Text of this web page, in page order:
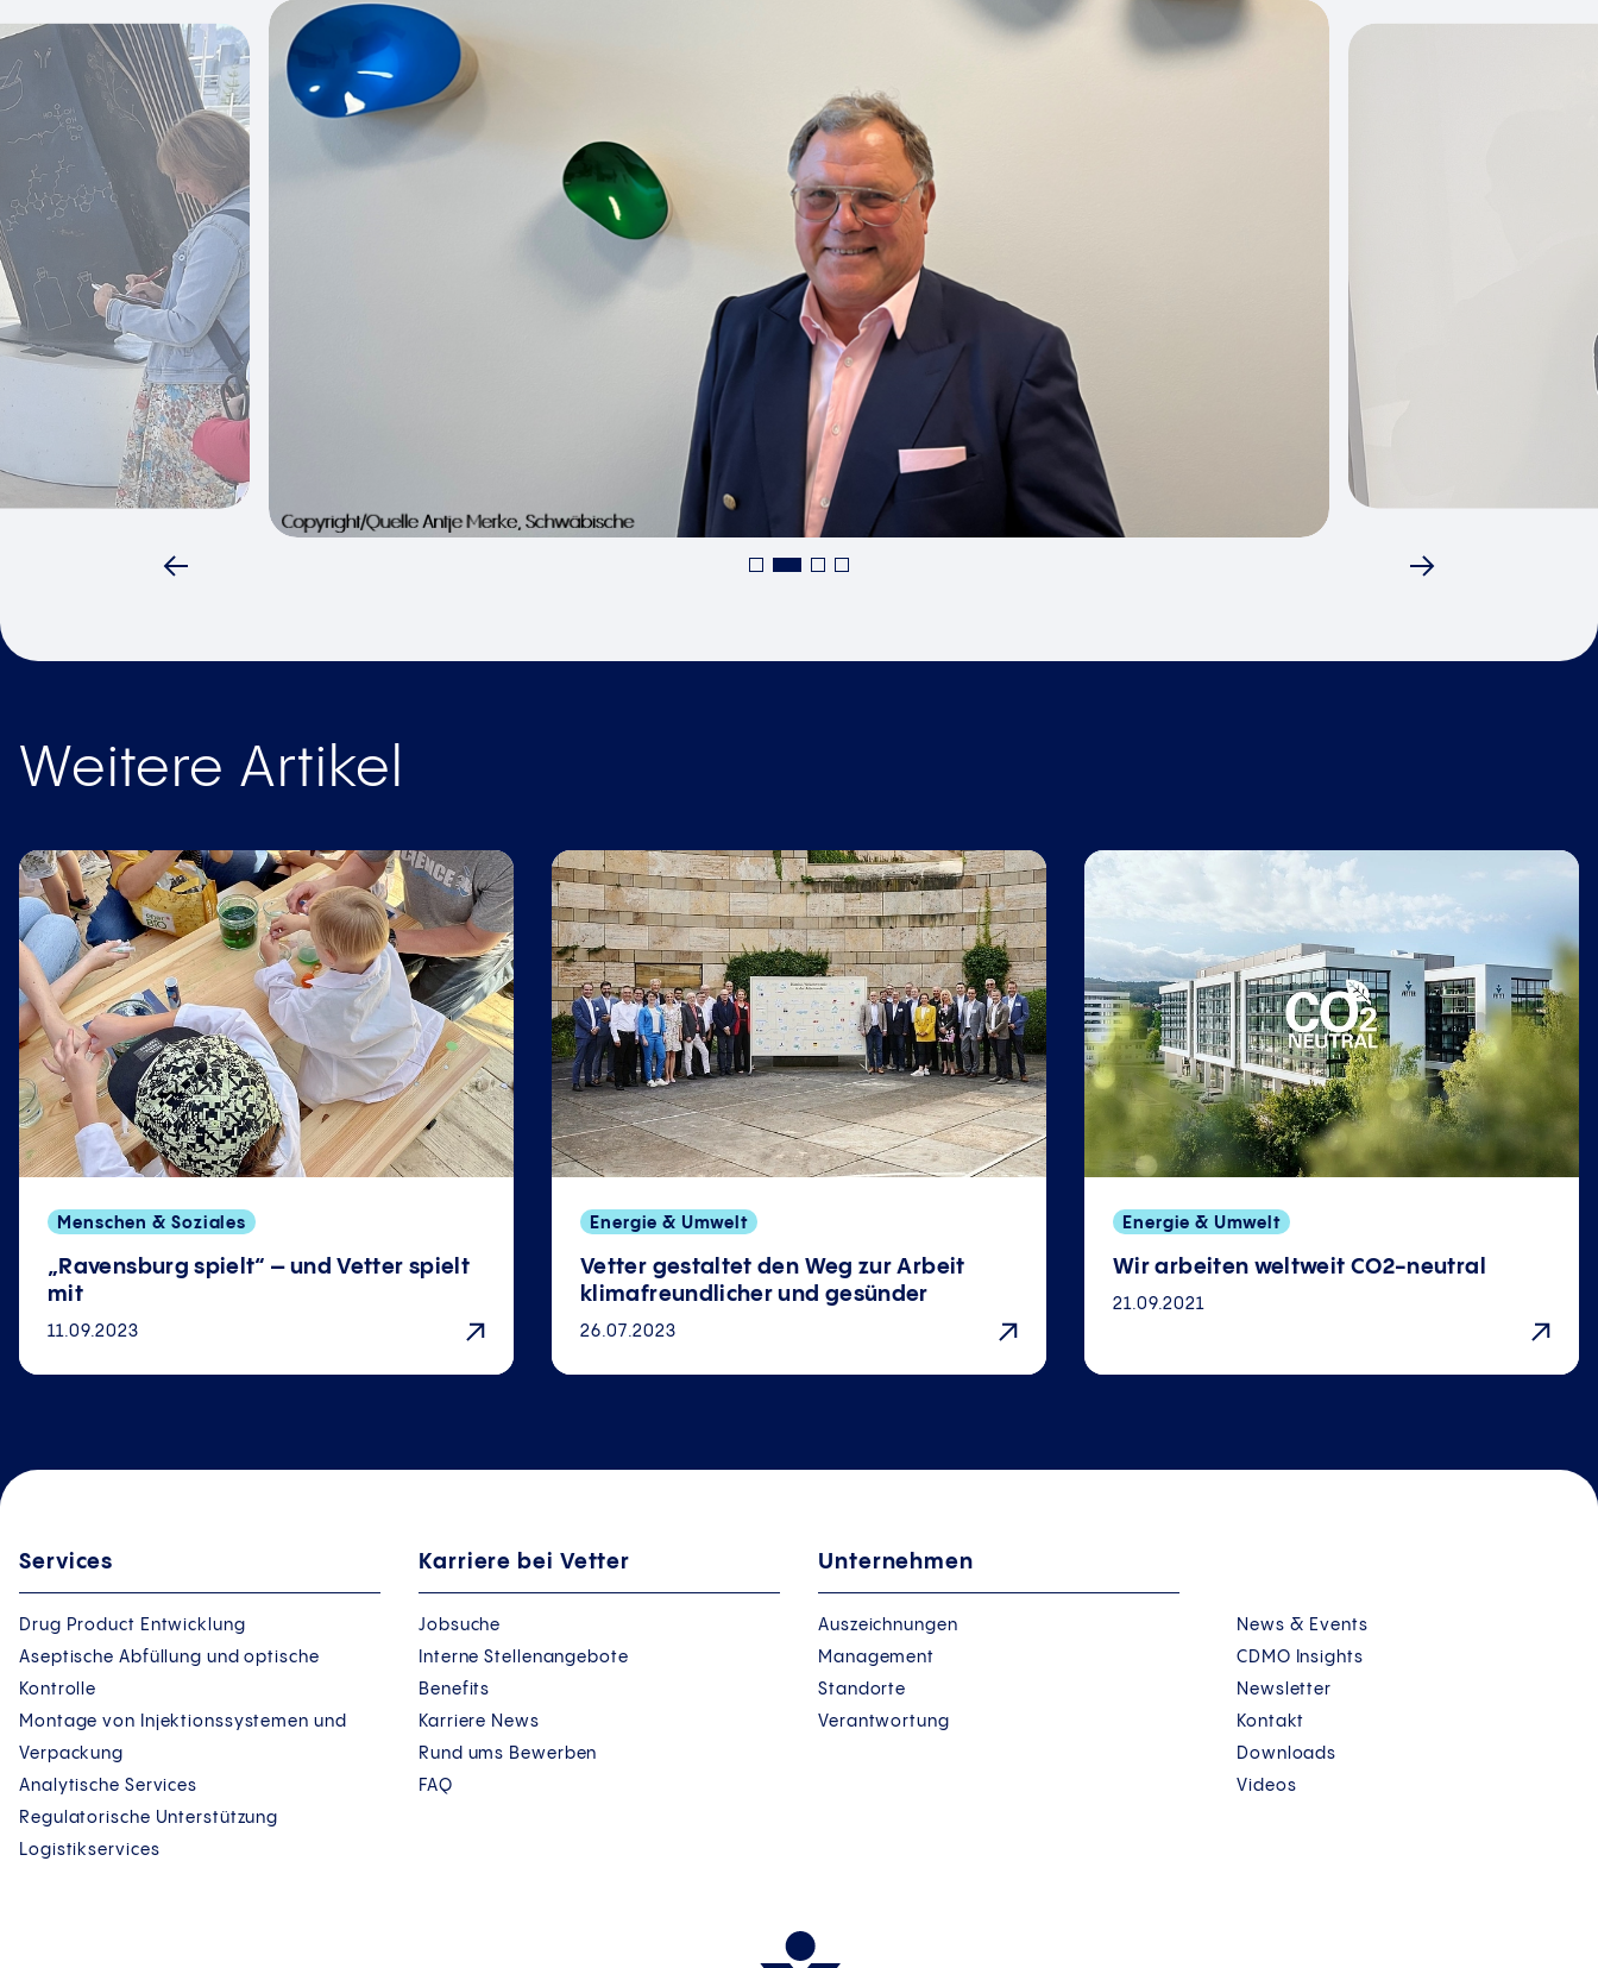
Weitere Artikel
Menschen & Soziales
„Ravensburg spielt“ – und Vetter spielt
mit
11.09.2023
Energie & Umwelt
Vetter gestaltet den Weg zur Arbeit
klimafreundlicher und gesünder
26.07.2023
Energie & Umwelt
Wir arbeiten weltweit CO2-neutral
21.09.2021
Services
Drug Product Entwicklung
Aseptische Abfüllung und optische
Kontrolle
Montage von Injektionssystemen und
Verpackung
Analytische Services
Regulatorische Unterstützung
Logistikservices
Karriere bei Vetter
Jobsuche
Interne Stellenangebote
Benefits
Karriere News
Rund ums Bewerben
FAQ
Unternehmen
Auszeichnungen
Management
Standorte
Verantwortung
News & Events
CDMO Insights
Newsletter
Kontakt
Downloads
Videos